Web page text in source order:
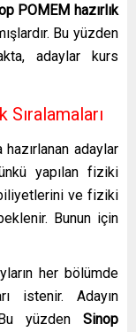
POMEM hazırlık
Bu yüzden
adaylar kurs
hazırlanan adaylar
yapılan fiziki
ve fiziki
Bunun için
her bölümde
istenir. Adayın
yüzden Sinop